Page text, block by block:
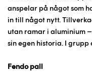
anspelar på något som
in till något nytt.
utan ramar i aluminium
sin egen historia. I
Fendo pall